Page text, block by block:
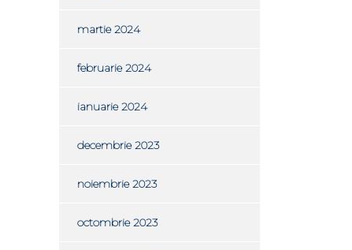
martie 2024
februarie 2024
ianuarie 2024
decembrie 2023
noiembrie 2023
octombrie 2023